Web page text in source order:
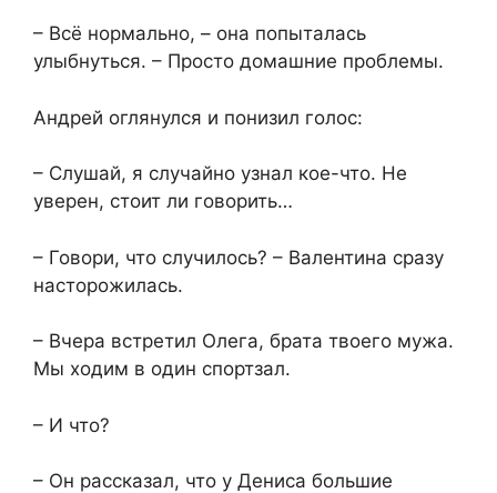
– Всё нормально, – она попыталась
улыбнуться. – Просто домашние проблемы.
Андрей оглянулся и понизил голос:
– Слушай, я случайно узнал кое-что. Не
уверен, стоит ли говорить…
– Говори, что случилось? – Валентина сразу
насторожилась.
– Вчера встретил Олега, брата твоего мужа.
Мы ходим в один спортзал.
– И что?
– Он рассказал, что у Дениса большие